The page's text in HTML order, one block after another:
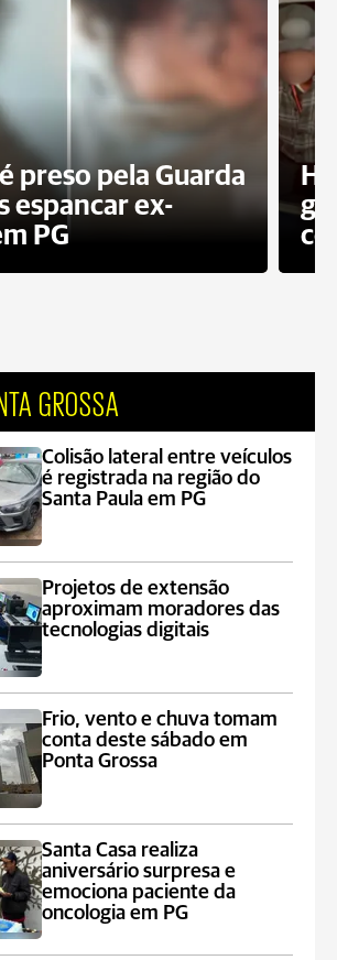
preso pela Guarda
espancar ex-
PG
GROSSA
Colisão lateral entre veículos
é registrada na região do
Santa Paula em PG
Projetos de extensão
aproximam moradores das
tecnologias digitais
Frio, vento e chuva tomam
conta deste sábado em
Ponta Grossa
Santa Casa realiza
aniversário surpresa e
emociona paciente da
oncologia em PG